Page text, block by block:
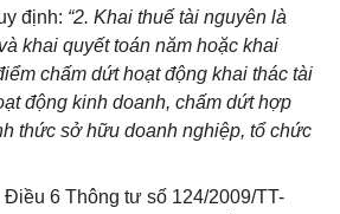
định: “2. Khai thuế tài nguyên là
khai quyết toán năm hoặc khai
chấm dứt hoạt động khai thác tài
động kinh doanh, chấm dứt hợp
thức sở hữu doanh nghiệp, tổ chức
Điều 6 Thông tư số 124/2009/TT-